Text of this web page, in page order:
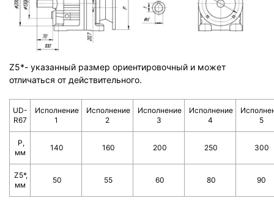
Z5*- указанный размер ориентировочный и может
отличаться от действительного.
UD-
R67
Исполнение
1
Исполнение
2
Исполнение
3
Исполнение
4
5
Р,
мм
140 160 200 250 300
Z5*,
мм
50 55 60 80 90